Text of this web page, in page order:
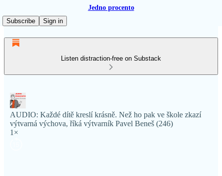
Jedno procento
Subscribe
Sign in
Listen distraction-free on Substack
AUDIO: Každé dítě kreslí krásně. Než ho pak ve škole zkazí
výtvarná výchova, říká výtvarník Pavel Beneš (246)
1×